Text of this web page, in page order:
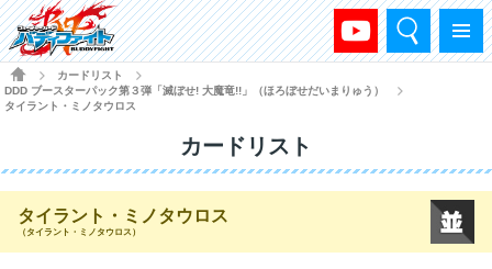
メニュー
検索
HOME
カードリスト
DDD ブースターパック第３弾「滅ぼせ! 大魔竜!!」（ほろぼせだいまりゅう）
タイラント・ミノタウロス
カードリスト
タイラント・ミノタウロス
（タイラント・ミノタウロス）